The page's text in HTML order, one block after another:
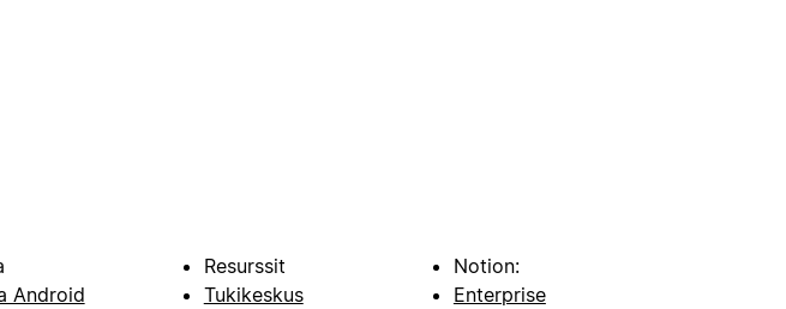
Android
Resurssit
Tukikeskus
Notion:
Enterprise